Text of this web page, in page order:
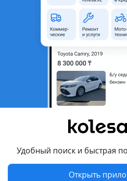
Удобный поиск и быстрая
Открыть
Б/y
Есть доставка
Да
Подходит на авто
Toyota Camry
2001 - 2004 XV30, 2004 - 2006 XV30
Комментарий продавца
Автозапчасти по кузову и не
Toyota, Lexus, Nissan.
Данный товар вы можете